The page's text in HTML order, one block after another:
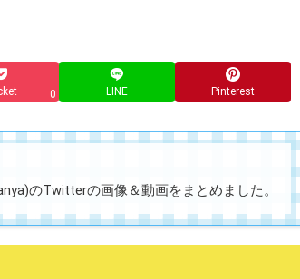
0 LINE Pinterest
のTwitterの画像＆動画をまとめました。